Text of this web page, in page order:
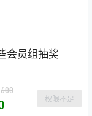
会员组抽奖
600
权限不足